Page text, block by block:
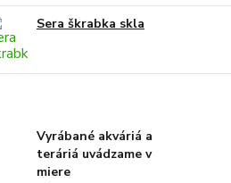
Sera škrabka skla
Vyrábané akváriá a
teráriá uvádzame v
miere